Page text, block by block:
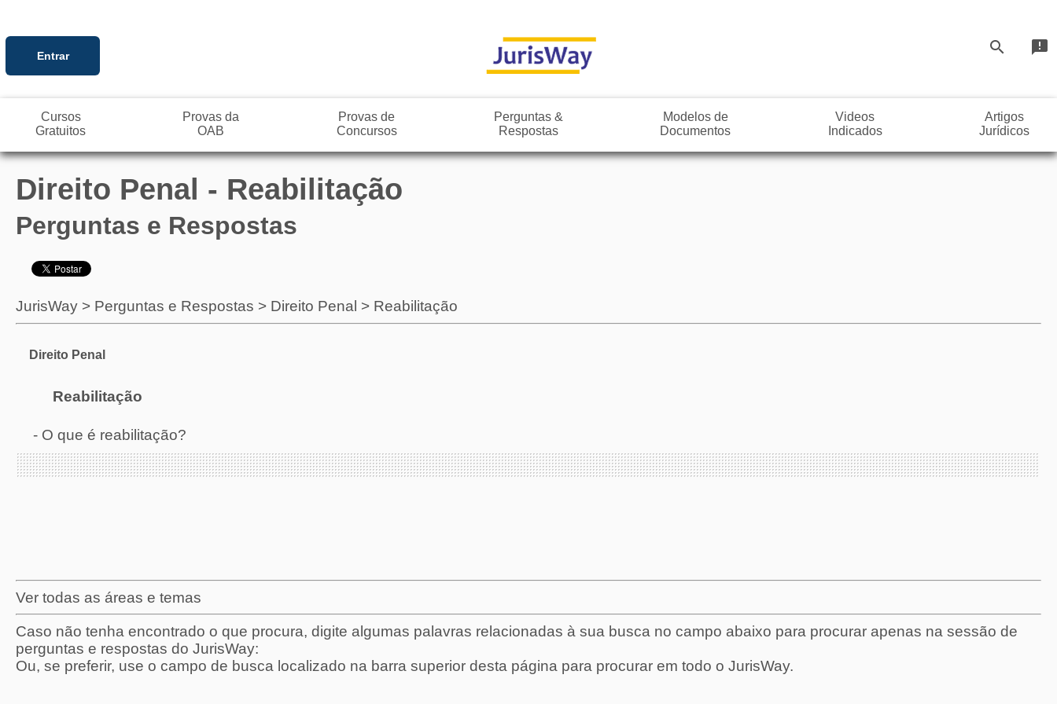
Entrar search announcement
Cursos
Gratuitos
Provas da
OAB
Provas de
Concursos
Perguntas &
Respostas
Modelos de
Documentos
Videos
Indicados
Artigos
Jurídicos
Direito Penal - Reabilitação
Perguntas e Respostas
JurisWay > Perguntas e Respostas > Direito Penal > Reabilitação
Direito Penal
Reabilitação
- O que é reabilitação?
Ver todas as áreas e temas
Caso não tenha encontrado o que procura, digite algumas palavras relacionadas à sua busca no campo abaixo para procurar apenas na sessão de
perguntas e respostas do JurisWay:
Ou, se preferir, use o campo de busca localizado na barra superior desta página para procurar em todo o JurisWay.